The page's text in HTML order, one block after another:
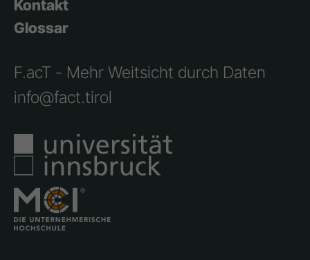
Kontakt
Glossar
F.acT - Mehr Weitsicht durch Daten
info@fact.tirol